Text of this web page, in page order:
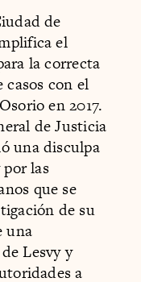
de
el
la correcta
con el
en 2017.
de Justicia
una disculpa
las
que se
de su
una
Lesvy y
a